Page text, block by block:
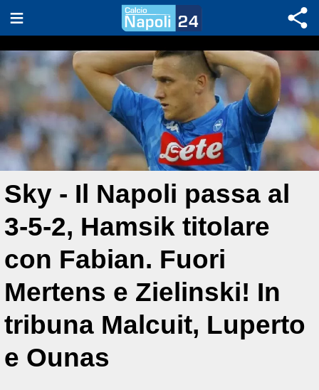
Sky - Il Napoli passa al
3-5-2, Hamsik titolare
con Fabian. Fuori
Mertens e Zielinski! In
tribuna Malcuit, Luperto
e Ounas